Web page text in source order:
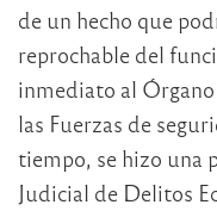
de un hecho que
reprochable del
inmediato al
las Fuerzas de
tiempo, se hizo una
Judicial de Delitos